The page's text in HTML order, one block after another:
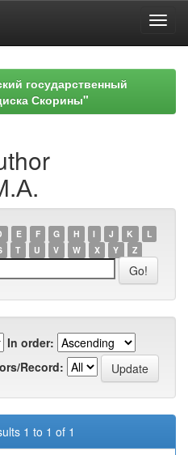
государственный
Скорины"
E F G H I J K
L
T U V W X Y Z
In order:
Record:
1 to 1 of 1